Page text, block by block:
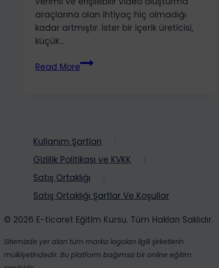
araçlarına olan ihtiyaç hiç olmadığı
kadar artmıştır. İster bir içerik üreticisi,
küçük…
Read MoreFlexClip
Basit
Bir
Video
Oluşturucu
Kullanım Şartları
Gizlilik Politikası ve KVKK
Satış Ortaklığı
Satış Ortaklığı Şartlar Ve Koşullar
© 2026 E-ticaret Eğitim Kursu. Tüm Hakları Saklıdır.
Sitemizde yer alan tüm marka logoları ilgili şirketlerin
mülkiyetindedir. Bu platform bağımsız bir online eğitim